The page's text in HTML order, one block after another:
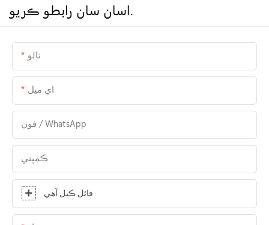
اسان سان رابطو ڪريو.
نالو
اي ميل
فون / WhatsApp
ڪمپني
فائل ڪيل آهي